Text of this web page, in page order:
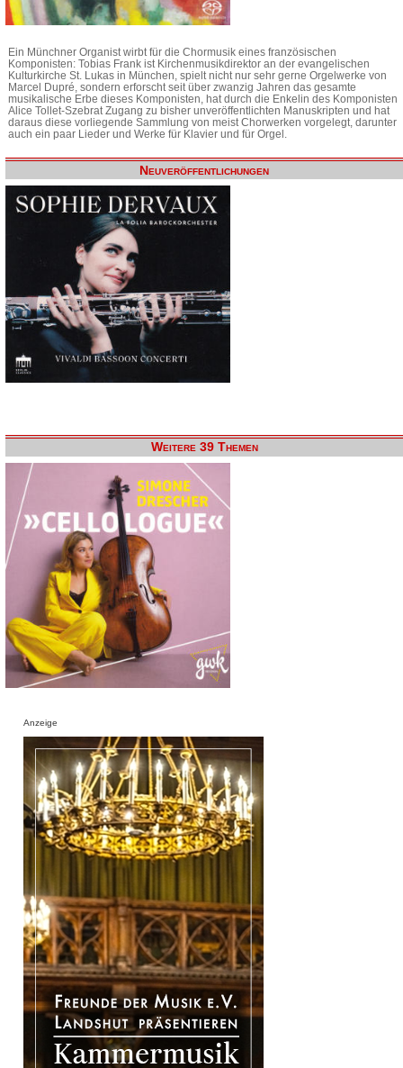
Ein Münchner Organist wirbt für die Chormusik eines französischen
Komponisten: Tobias Frank ist Kirchenmusikdirektor an der evangelischen
Kulturkirche St. Lukas in München, spielt nicht nur sehr gerne Orgelwerke von
Marcel Dupré, sondern erforscht seit über zwanzig Jahren das gesamte
musikalische Erbe dieses Komponisten, hat durch die Enkelin des Komponisten
Alice Tollet-Szebrat Zugang zu bisher unveröffentlichten Manuskripten und hat
daraus diese vorliegende Sammlung von meist Chorwerken vorgelegt, darunter
auch ein paar Lieder und Werke für Klavier und für Orgel.
Neuveröffentlichungen
Weitere 39 Themen
Anzeige